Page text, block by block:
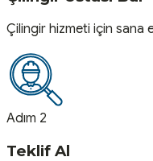
Çilingir hizmeti için sana
Adım 2
Teklif Al